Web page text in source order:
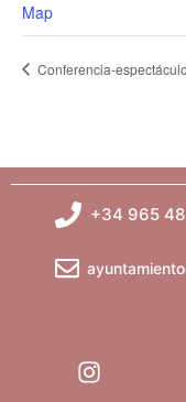
Map
Conferencia-
+34 965 48